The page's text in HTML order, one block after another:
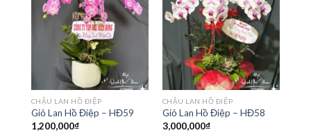
CHẬU LAN HỒ ĐIỆP
Giỏ Lan Hồ Điệp – HĐ59
1,200,000₫
CHẬU LAN HỒ ĐIỆP
Giỏ Lan Hồ Điệp – HĐ58
3,000,000₫